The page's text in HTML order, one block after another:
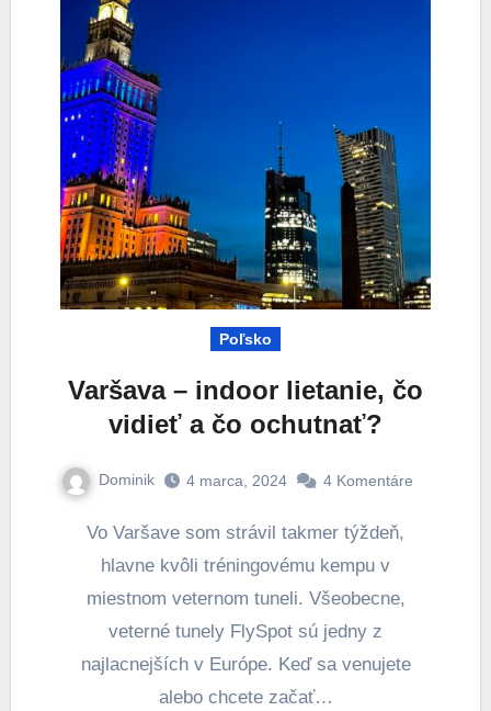
Poľsko
Varšava – indoor lietanie, čo
vidieť a čo ochutnať?
Dominik 4 marca, 2024 4 Komentáre
Vo Varšave som strávil takmer týždeň,
hlavne kvôli tréningovému kempu v
miestnom veternom tuneli. Všeobecne,
veterné tunely FlySpot sú jedny z
najlacnejších v Európe. Keď sa venujete
alebo chcete začať…